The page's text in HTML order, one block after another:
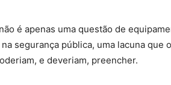
é apenas uma questão de
segurança pública, uma lacuna que
e deveriam, preencher.